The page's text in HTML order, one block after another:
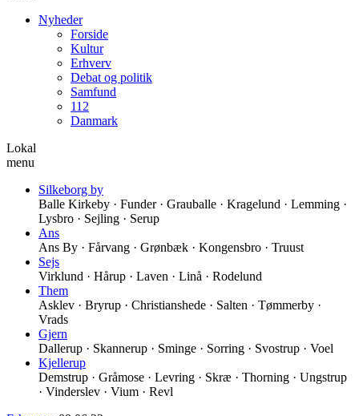
Nyheder
Forside
Kultur
Erhverv
Debat og politik
Samfund
112
Danmark
Lokal
menu
Silkeborg by
Balle Kirkeby · Funder · Grauballe · Kragelund · Lemming ·
Lysbro · Sejling · Serup
Ans
Ans By · Fårvang · Grønbæk · Kongensbro · Truust
Sejs
Virklund · Hårup · Laven · Linå · Rodelund
Them
Asklev · Bryrup · Christianshede · Salten · Tømmerby ·
Vrads
Gjern
Dallerup · Skannerup · Sminge · Sorring · Svostrup · Voel
Kjellerup
Demstrup · Gråmose · Levring · Skræ · Thorning · Ungstrup
· Vinderslev · Vium · Revl